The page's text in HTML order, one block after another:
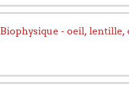
Biophysique - oeil,